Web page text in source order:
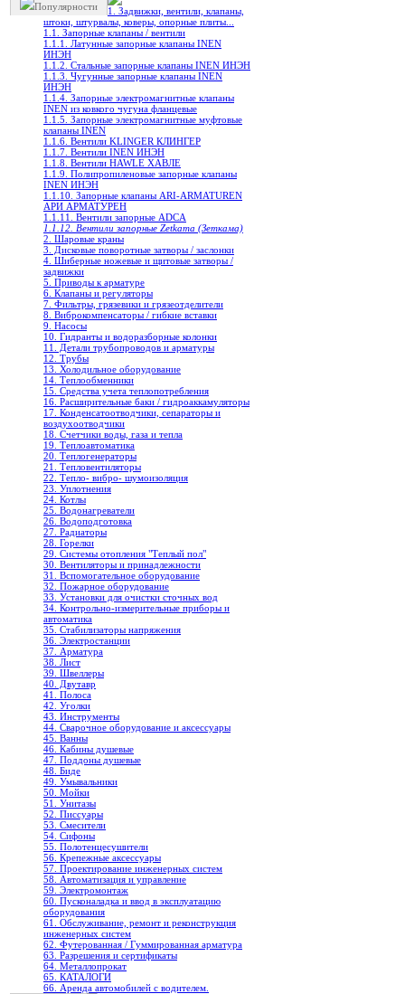
Популярности
1. Задвижки, вентили, клапаны,
штоки, штурвалы, коверы, опорные плиты...
1.1. Запорные клапаны / вентили
1.1.1. Латунные запорные клапаны INEN
ИНЭН
1.1.2. Стальные запорные клапаны INEN ИНЭН
1.1.3. Чугунные запорные клапаны INEN
ИНЭН
1.1.4. Запорные электромагнитные клапаны
INEN из ковкого чугуна фланцевые
1.1.5. Запорные электромагнитные муфтовые
клапаны INEN
1.1.6. Вентили KLINGER КЛИНГЕР
1.1.7. Вентили INEN ИНЭН
1.1.8. Вентили HAWLE ХАВЛЕ
1.1.9. Полипропиленовые запорные клапаны
INEN ИНЭН
1.1.10. Запорные клапаны ARI-ARMATUREN
АРИ АРМАТУРЕН
1.1.11. Вентили запорные ADCA
1.1.12. Вентили запорные Zetkama (Зеткама)
2. Шаровые краны
3. Дисковые поворотные затворы / заслонки
4. Шиберные ножевые и щитовые затворы /
задвижки
5. Приводы к арматуре
6. Клапаны и регуляторы
7. Фильтры, грязевики и грязеотделители
8. Виброкомпенсаторы / гибкие вставки
9. Насосы
10. Гидранты и водоразборные колонки
11. Детали трубопроводов и арматуры
12. Трубы
13. Холодильное oборудование
14. Теплообменники
15. Средства учета теплопотребления
16. Расширительные баки / гидроаккамуляторы
17. Конденсатоотводчики, сепараторы и
воздухоотводчики
18. Счетчики воды, газа и тепла
19. Теплоавтоматика
20. Теплогенераторы
21. Тепловентиляторы
22. Тепло- вибро- шумоизоляция
23. Уплотнения
24. Котлы
25. Водонагреватели
26. Водоподготовка
27. Радиаторы
28. Горелки
29. Системы отопления "Теплый пол"
30. Вентиляторы и принадлежности
31. Вспомогательное оборудование
32. Пожарное оборудование
33. Установки для очистки сточных вод
34. Контрольно-измерительные приборы и
автоматика
35. Стабилизаторы напряжения
36. Электростанции
37. Арматура
38. Лист
39. Швеллеры
40. Двутавр
41. Полоса
42. Уголки
43. Инструменты
44. Сварочное оборудование и аксессуары
45. Ванны
46. Кабины душевые
47. Поддоны душевые
48. Биде
49. Умывальники
50. Мойки
51. Унитазы
52. Писсуары
53. Смесители
54. Сифоны
55. Полотенцесушители
56. Крепежные аксессуары
57. Проектирование инженерных систем
58. Автоматизация и управление
59. Электромонтаж
60. Пусконаладка и ввод в эксплуатацию
оборудования
61. Обслуживание, ремонт и реконструкция
инженерных систем
62. Футерованная / Гуммированная арматура
63. Разрешения и сертификаты
64. Металлопрокат
65. КАТАЛОГИ
66. Аренда автомобилей с водителем.